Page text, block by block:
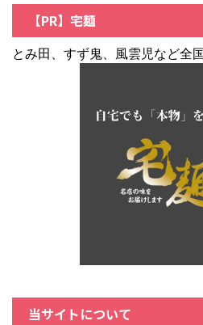
【PR】宅麺
とみ田、すず鬼、風雲児など全
当サイトについて